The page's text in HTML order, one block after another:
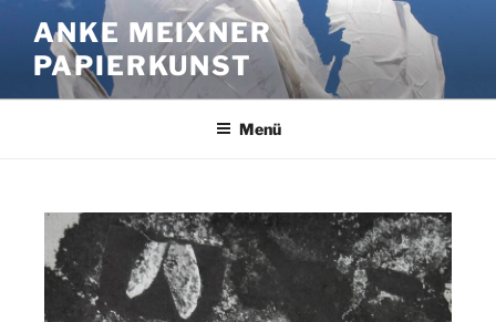
ANKE MEIXNER
PAPIERKUNST
Menü